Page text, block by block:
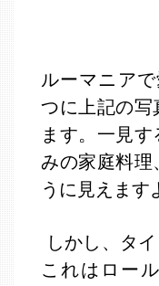
ルーマニア
つに上記の写
ます。一見
みの家庭料理
うに見えます
しかし、タ
これはロー